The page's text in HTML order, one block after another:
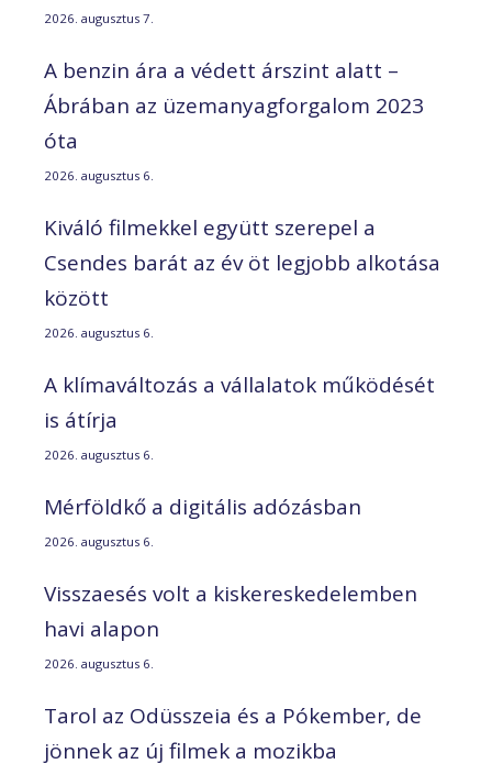
2026. augusztus 7.
A benzin ára a védett árszint alatt –
Ábrában az üzemanyagforgalom 2023
óta
2026. augusztus 6.
Kiváló filmekkel együtt szerepel a
Csendes barát az év öt legjobb alkotása
között
2026. augusztus 6.
A klímaváltozás a vállalatok működését
is átírja
2026. augusztus 6.
Mérföldkő a digitális adózásban
2026. augusztus 6.
Visszaesés volt a kiskereskedelemben
havi alapon
2026. augusztus 6.
Tarol az Odüsszeia és a Pókember, de
jönnek az új filmek a mozikba